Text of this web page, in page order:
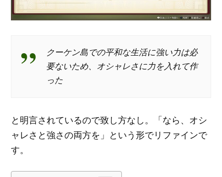
クーケン島での平和な生活に強い力は必
要ないため、オシャレさに力を入れて作
った
と明言されているので致し方なし。「なら、オシ
ャレさと強さの両方を」という形でリファインで
す。